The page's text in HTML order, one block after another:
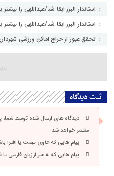
استاندار البرز ابقا شد/عبداللهی را
استاندار البرز ابقا شد/عبداللهی را
تحقق عبور از حراج اماکن ورزشی
ثبت دیدگاه
دیدگاه های ارسال شده توسط
منتشر خواهد شد.
پیام هایی که حاوی تهمت یا افترا
پیام هایی که به غیر از زبان فارسی